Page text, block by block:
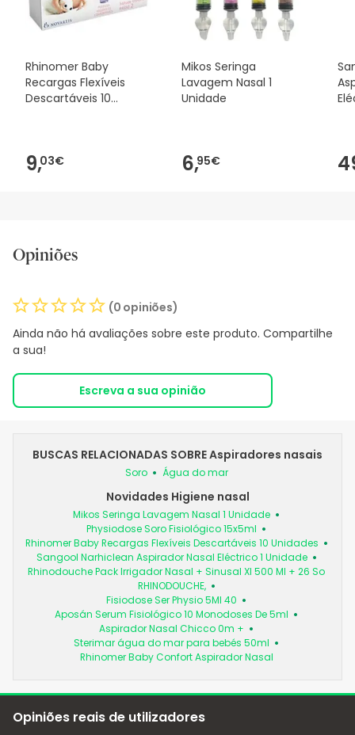
desejares, também podes devolver o produto seguindo os
nossos termos e condições
Rhinomer Baby
Recargas Flexíveis
Descartáveis 10
9,03€
Mikos Seringa
Lavagem Nasal 1
Unidade
6,95€
Opiniões
(0 opiniões)
Ainda não há avaliações sobre este produto. Compartilhe
a sua!
Escreva a sua opinião
BUSCAS RELACIONADAS SOBRE Aspiradores nasais
Soro Água do mar
Novidades Higiene nasal
Mikos Seringa Lavagem Nasal 1 Unidade
Physiodose Soro Fisiológico 15x5ml
Rhinomer Baby Recargas Flexíveis Descartáveis 10 Unidades
Sangool Narhiclean Aspirador Nasal Eléctrico 1 Unidade
Rhinodouche Pack Irrigador Nasal + Sinusal Xl 500 Ml + 26 So
RHINODOUCHE,
Fisiodose Ser Physio 5Ml 40
Aposán Serum Fisiológico 10 Monodoses De 5ml
Aspirador Nasal Chicco 0m +
Sterimar água do mar para bebés 50ml
Rhinomer Baby Confort Aspirador Nasal
Opiniões reais de utilizadores